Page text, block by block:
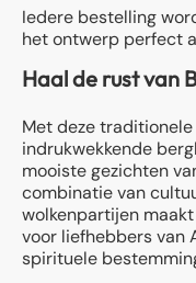
Iedere bestelling
het ontwerp perfect
Haal de rust van
Met deze
indrukwekkende
mooiste gezichten
combinatie van
wolkenpartijen
voor liefhebbers van
spirituele